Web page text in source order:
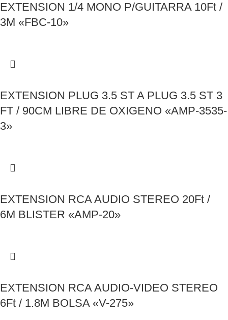
EXTENSION 1/4 MONO P/GUITARRA 10Ft /
3M «FBC-10»
EXTENSION PLUG 3.5 ST A PLUG 3.5 ST 3
FT / 90CM LIBRE DE OXIGENO «AMP-3535-
3»
EXTENSION RCA AUDIO STEREO 20Ft /
6M BLISTER «AMP-20»
EXTENSION RCA AUDIO-VIDEO STEREO
6Ft / 1.8M BOLSA «V-275»